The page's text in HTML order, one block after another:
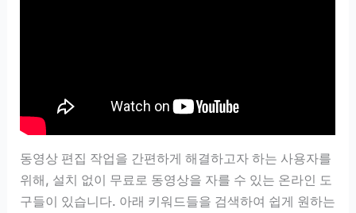
동영상 편집 작업을 간편하게 해결하고자 하는 사용자를
위해, 설치 없이 무료로 동영상을 자를 수 있는 온라인 도
구들이 있습니다. 아래 키워드들을 검색하여 쉽게 원하는